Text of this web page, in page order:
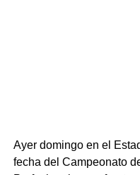
Ayer domingo en el
fecha del Campeonato